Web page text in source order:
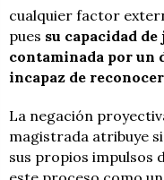
cualquier factor
pues su capacidad
contaminada por un
incapaz de
La negación
magistrada atribuye
sus propios impulsos